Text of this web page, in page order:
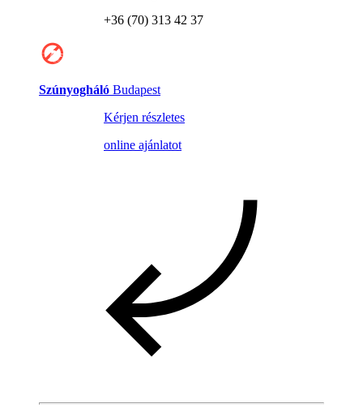
+36 (70) 313 42 37
Szúnyogháló Budapest
Kérjen részletes
online ajánlatot